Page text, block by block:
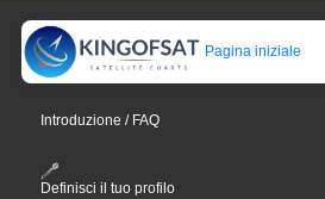
Pagina iniziale
Introduzione / FAQ
Definisci il tuo profilo